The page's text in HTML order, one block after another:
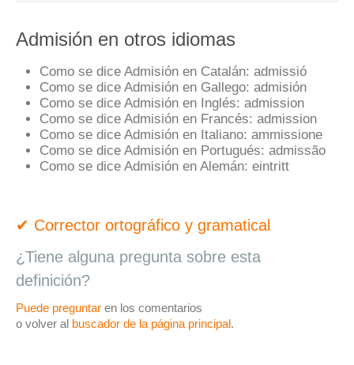
Admisión en otros idiomas
Como se dice Admisión en Catalán: admissió
Como se dice Admisión en Gallego: admisión
Como se dice Admisión en Inglés: admission
Como se dice Admisión en Francés: admission
Como se dice Admisión en Italiano: ammissione
Como se dice Admisión en Portugués: admissão
Como se dice Admisión en Alemán: eintritt
✔ Corrector ortográfico y gramatical
¿Tiene alguna pregunta sobre esta
definición?
Puede preguntar en los comentarios
o volver al buscador de la página principal.